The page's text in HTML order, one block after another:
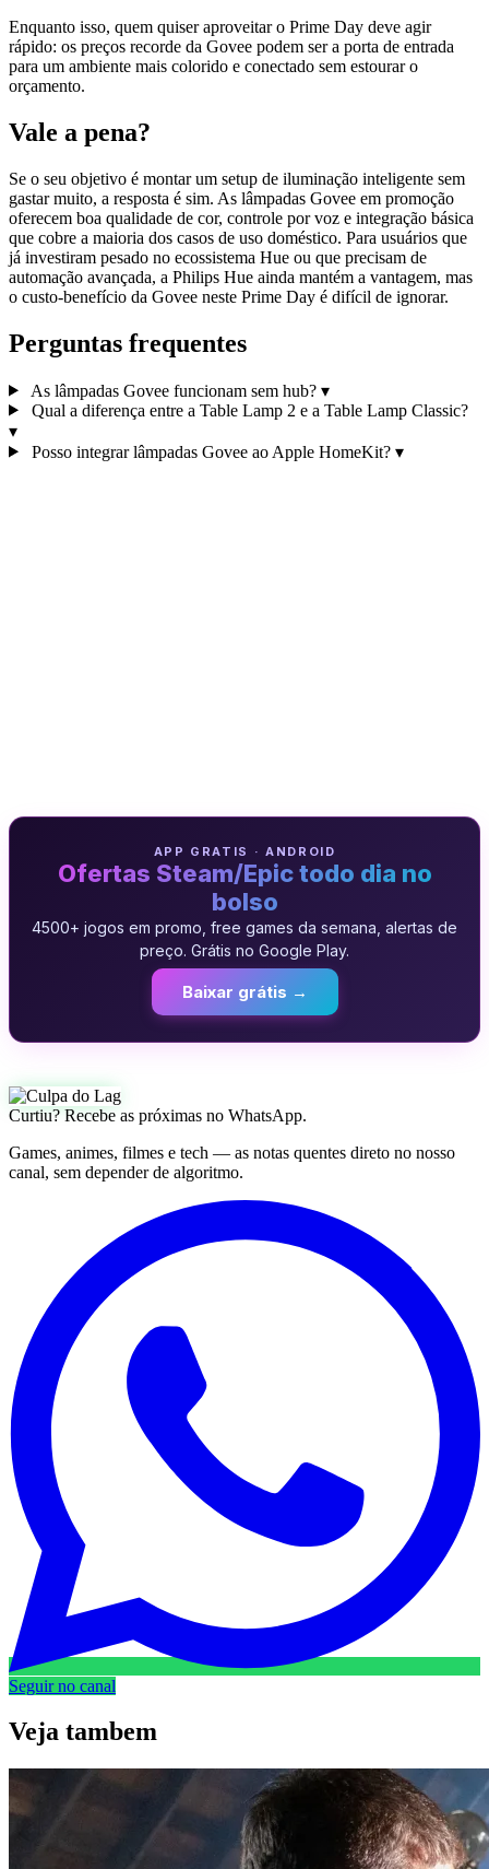
Enquanto isso, quem quiser aproveitar o Prime Day deve agir
rápido: os preços recorde da Govee podem ser a porta de entrada
para um ambiente mais colorido e conectado sem estourar o
orçamento.
Vale a pena?
Se o seu objetivo é montar um setup de iluminação inteligente sem
gastar muito, a resposta é sim. As lâmpadas Govee em promoção
oferecem boa qualidade de cor, controle por voz e integração básica
que cobre a maioria dos casos de uso doméstico. Para usuários que
já investiram pesado no ecossistema Hue ou que precisam de
automação avançada, a Philips Hue ainda mantém a vantagem, mas
o custo‑benefício da Govee neste Prime Day é difícil de ignorar.
Perguntas frequentes
As lâmpadas Govee funcionam sem hub? ▾
Qual a diferença entre a Table Lamp 2 e a Table Lamp Classic?
▾
Posso integrar lâmpadas Govee ao Apple HomeKit? ▾
APP GRATIS · ANDROID
Ofertas Steam/Epic todo dia no
bolso
4500+ jogos em promo, free games da semana, alertas de
preço. Grátis no Google Play.
Baixar grátis →
Curtiu? Recebe as próximas no WhatsApp.
Games, animes, filmes e tech — as notas quentes direto no nosso
canal, sem depender de algoritmo.
Seguir no canal
Veja tambem